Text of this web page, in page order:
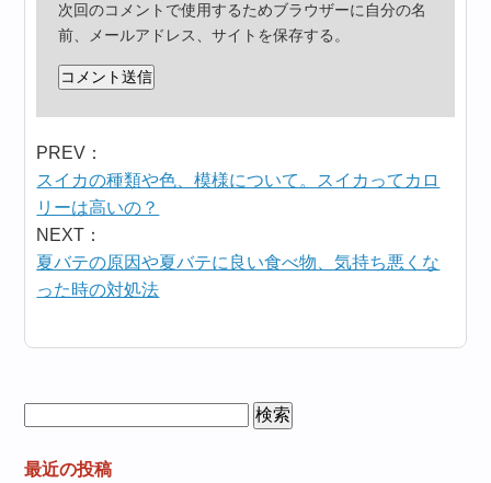
次回のコメントで使用するためブラウザーに自分の名
前、メールアドレス、サイトを保存する。
PREV：
スイカの種類や色、模様について。スイカってカロ
リーは高いの？
NEXT：
夏バテの原因や夏バテに良い食べ物、気持ち悪くな
った時の対処法
最近の投稿